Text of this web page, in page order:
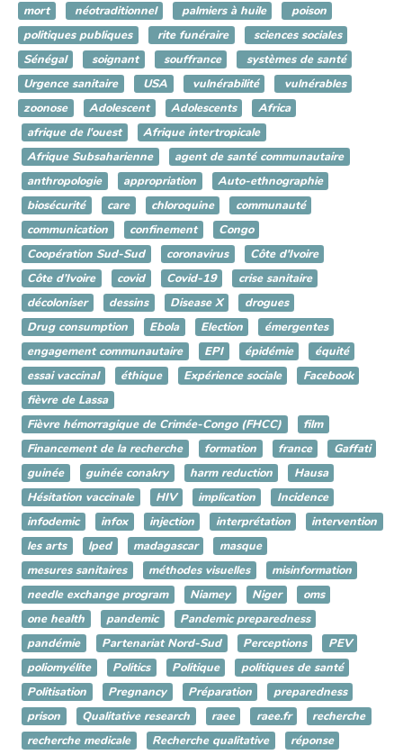
mort
néotraditionnel palmiers à huile
poison
politiques publiques
rite funéraire
sciences sociales
Sénégal
soignant souffrance
systèmes de santé
Urgence sanitaire
USA vulnérabilité
vulnérables
zoonose
Adolescent Adolescents
Africa
afrique de l'ouest
Afrique intertropicale
Afrique Subsaharienne
agent de santé communautaire
anthropologie
appropriation
Auto-ethnographie
biosécurité
care chloroquine
communauté
communication
confinement
Congo
Coopération Sud-Sud
coronavirus
Côte d'Ivoire
Côte d’Ivoire
covid Covid-19
crise sanitaire
décoloniser
dessins Disease X
drogues
Drug consumption
Ebola Election
émergentes
engagement communautaire
EPI épidémie
équité
essai vaccinal
éthique Expérience sociale
Facebook
fièvre de Lassa
Fièvre hémorragique de Crimée-Congo (FHCC)
film
Financement de la recherche
formation france
Gaffati
guinée
guinée conakry harm reduction
Hausa
Hésitation vaccinale
HIV implication
Incidence
infodemic
infox injection interprétation
intervention
les arts
lped madagascar
masque
mesures sanitaires
méthodes visuelles
misinformation
needle exchange program
Niamey Niger
oms
one health
pandemic
Pandemic preparedness
pandémie
Partenariat Nord-Sud Perceptions
PEV
poliomyélite
Politics Politique
politiques de santé
Politisation
Pregnancy Préparation
preparedness
prison
Qualitative research raee raee.fr
recherche
recherche medicale
Recherche qualitative
réponse